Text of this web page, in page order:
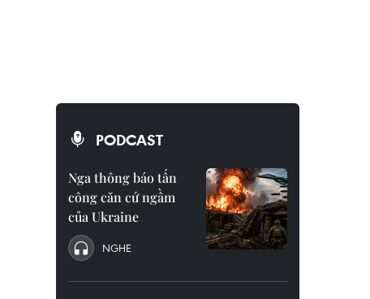
PODCAST
Nga thông báo tấn
công căn cứ ngầm
của Ukraine
NGHE